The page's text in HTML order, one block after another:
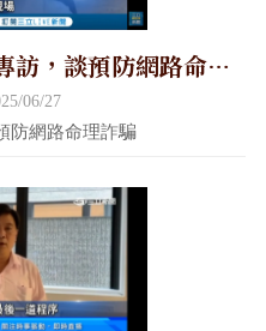
訪，談預防網路命理
06/27
防網路命理詐騙